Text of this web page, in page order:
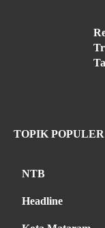
TOPIK POPULER
NTB
Headline